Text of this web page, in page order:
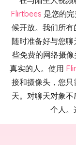
Flirtbees 是您的
候开放。我们所有
随时准备好与您
些免费的网络摄
真实的人。使用
接和摄像头，您
天。对聊天对象
个人。